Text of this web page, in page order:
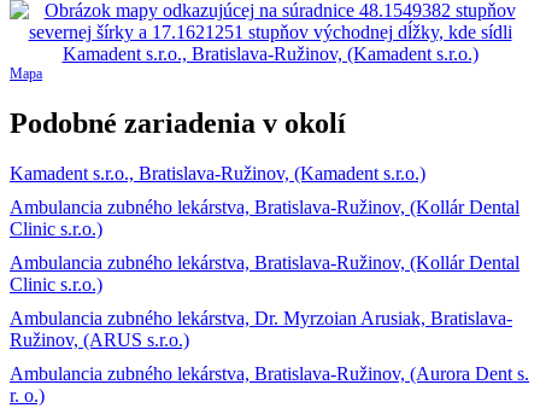
Mapa
Podobné zariadenia v okolí
Kamadent s.r.o., Bratislava-Ružinov, (Kamadent s.r.o.)
Ambulancia zubného lekárstva, Bratislava-Ružinov, (Kollár Dental
Clinic s.r.o.)
Ambulancia zubného lekárstva, Bratislava-Ružinov, (Kollár Dental
Clinic s.r.o.)
Ambulancia zubného lekárstva, Dr. Myrzoian Arusiak, Bratislava-
Ružinov, (ARUS s.r.o.)
Ambulancia zubného lekárstva, Bratislava-Ružinov, (Aurora Dent s.
r. o.)